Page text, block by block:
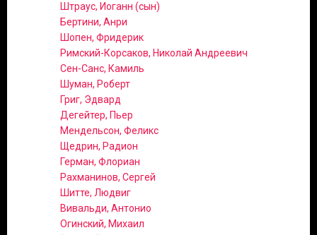
Штраус, Иоганн (сын)
Бертини, Анри
Шопен, Фридерик
Римский-Корсаков, Николай Андреевич
Сен-Санс, Камиль
Шуман, Роберт
Григ, Эдвард
Дегейтер, Пьер
Мендельсон, Феликс
Щедрин, Радион
Герман, Флориан
Рахманинов, Сергей
Шитте, Людвиг
Вивальди, Антонио
Огинский, Михаил